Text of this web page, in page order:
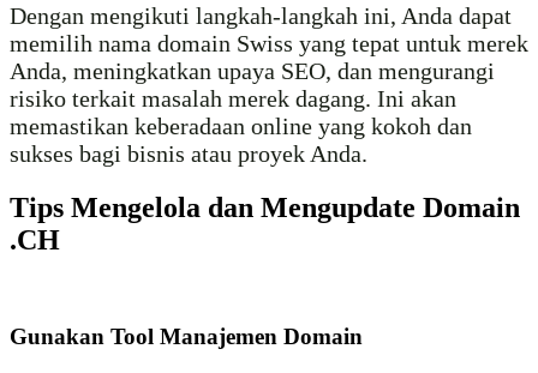
Dengan mengikuti langkah-langkah ini, Anda dapat
memilih nama domain Swiss yang tepat untuk merek
Anda, meningkatkan upaya SEO, dan mengurangi
risiko terkait masalah merek dagang. Ini akan
memastikan keberadaan online yang kokoh dan
sukses bagi bisnis atau proyek Anda.
Tips Mengelola dan Mengupdate Domain
.CH
Gunakan Tool Manajemen Domain